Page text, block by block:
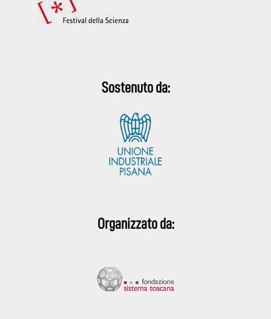
Sostenuto da:
Organizzato da: